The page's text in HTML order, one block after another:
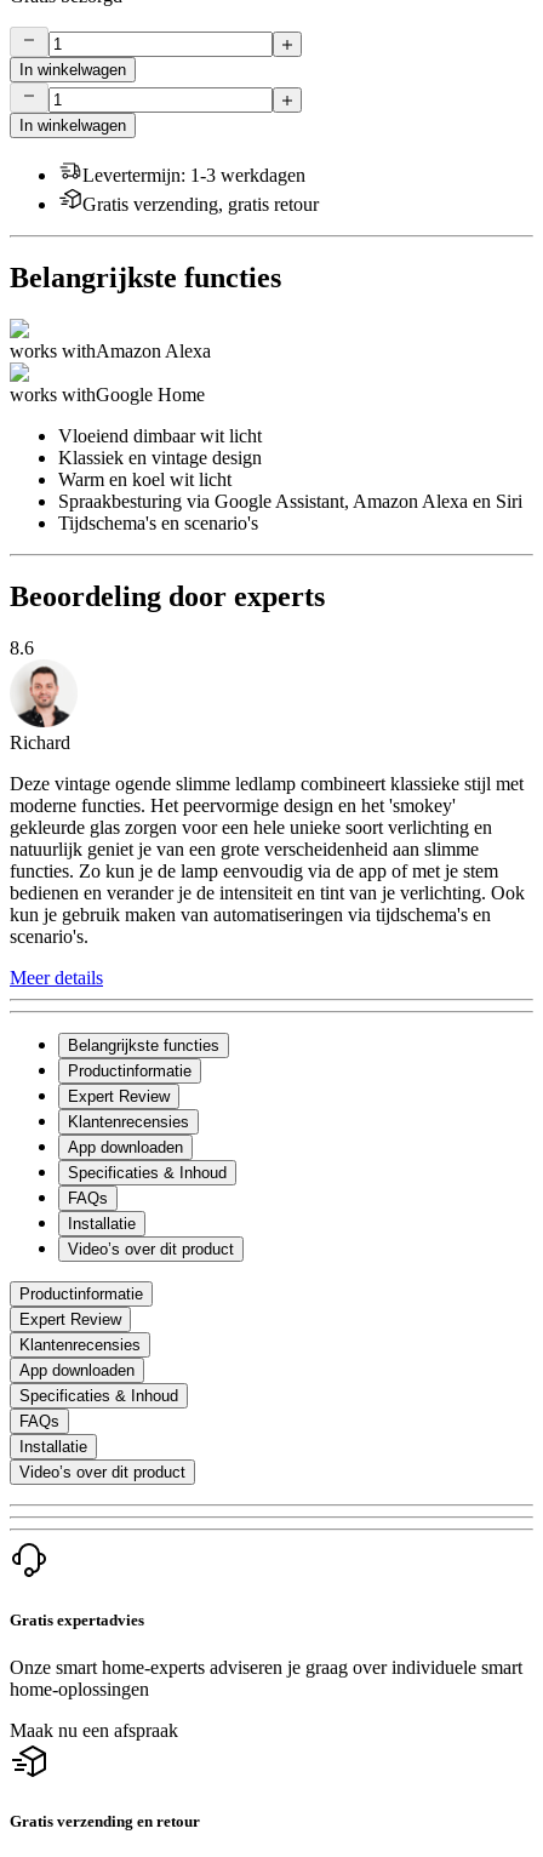
In winkelwagen
In winkelwagen
Levertermijn: 1-3 werkdagen
Gratis verzending, gratis retour
Belangrijkste functies
works withAmazon Alexa
works withGoogle Home
Vloeiend dimbaar wit licht
Klassiek en vintage design
Warm en koel wit licht
Spraakbesturing via Google Assistant, Amazon Alexa en Siri
Tijdschema's en scenario's
Beoordeling door experts
8.6
Richard
Deze vintage ogende slimme ledlamp combineert klassieke stijl met
moderne functies. Het peervormige design en het 'smokey'
gekleurde glas zorgen voor een hele unieke soort verlichting en
natuurlijk geniet je van een grote verscheidenheid aan slimme
functies. Zo kun je de lamp eenvoudig via de app of met je stem
bedienen en verander je de intensiteit en tint van je verlichting. Ook
kun je gebruik maken van automatiseringen via tijdschema's en
scenario's.
Meer details
Belangrijkste functies
Productinformatie
Expert Review
Klantenrecensies
App downloaden
Specificaties & Inhoud
FAQs
Installatie
Video’s over dit product
Productinformatie
Expert Review
Klantenrecensies
App downloaden
Specificaties & Inhoud
FAQs
Installatie
Video’s over dit product
Gratis expertadvies
Onze smart home-experts adviseren je graag over individuele smart
home-oplossingen
Maak nu een afspraak
Gratis verzending en retour